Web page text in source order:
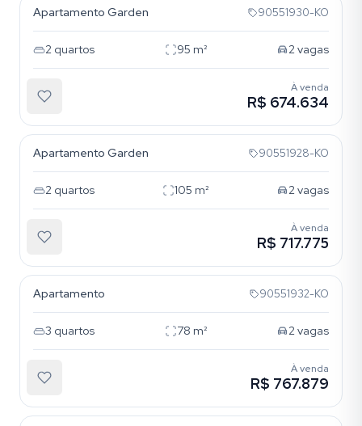
Apartamento Garden 90551930-KO
2 quartos 95 m² 2vagas
À venda
R$ 674.634
Apartamento Garden 90551928-KO
2 quartos 105 m² 2vagas
À venda
R$ 717.775
Apartamento 90551932-KO
3 quartos 78 m² 2vagas
À venda
R$ 767.879